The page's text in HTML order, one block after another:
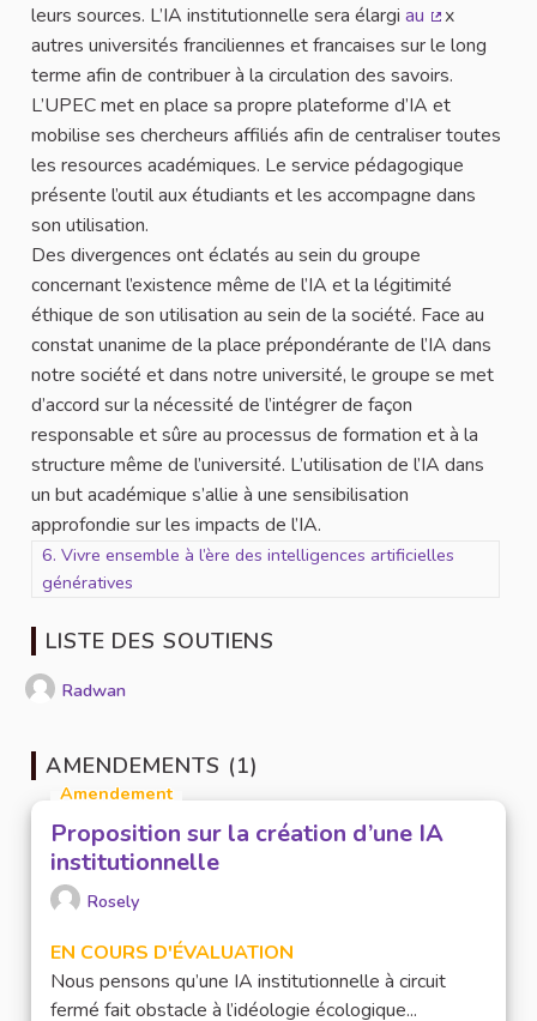
leurs sources. L’IA institutionnelle sera élargi au
(Lien
x
autres universités franciliennes et francaises sur le long
terme afin de contribuer à la circulation des savoirs.
L’UPEC met en place sa propre plateforme d’IA et
mobilise ses chercheurs affiliés afin de centraliser toutes
les resources académiques. Le service pédagogique
présente l’outil aux étudiants et les accompagne dans
son utilisation.
Des divergences ont éclatés au sein du groupe
concernant l’existence même de l’IA et la légitimité
éthique de son utilisation au sein de la société. Face au
constat unanime de la place prépondérante de l’IA dans
notre société et dans notre université, le groupe se met
d’accord sur la nécessité de l’intégrer de façon
responsable et sûre au processus de formation et à la
structure même de l’université. L’utilisation de l’IA dans
un but académique s’allie à une sensibilisation
approfondie sur les impacts de l’IA.
Filtrer les résultats pour le secteur : 6. Vivre ensemble à l’ère
6. Vivre ensemble à l’ère des intelligences artificielles
génératives
LISTE DES SOUTIENS
Radwan
AMENDEMENTS (1)
Amendement
Proposition sur la création d’une IA
institutionnelle
Rosely
EN COURS D'ÉVALUATION
Nous pensons qu’une IA institutionnelle à circuit
fermé fait obstacle à l’idéologie écologique...